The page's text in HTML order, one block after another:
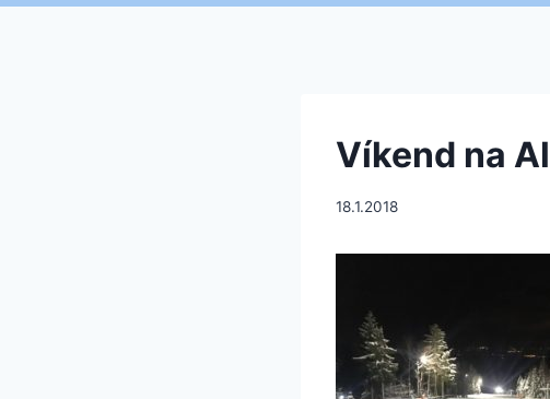
Víkend na
18.1.2018